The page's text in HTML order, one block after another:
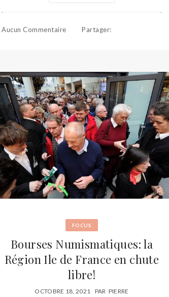
Aucun Commentaire Partager:
FOCUS
Bourses Numismatiques: la
Région Ile de France en chute
libre!
OCTOBRE 18, 2021 PAR PIERRE